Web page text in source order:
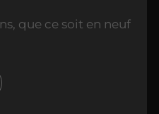
que ce soit en neuf